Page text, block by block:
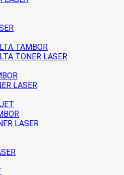
TAMBOR
TONER LASER
LASER
LASER